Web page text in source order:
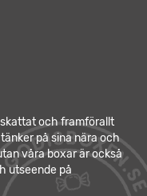
och framförallt
på sina nära och
våra boxar är också
utseende på